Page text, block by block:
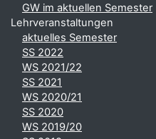
GW im aktuellen Semester
Lehrveranstaltungen
aktuelles Semester
SS 2022
WS 2021/22
SS 2021
WS 2020/21
SS 2020
WS 2019/20